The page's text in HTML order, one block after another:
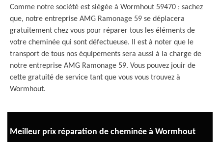
Comme notre société est siégée à Wormhout 59470 ; sachez
que, notre entreprise AMG Ramonage 59 se déplacera
gratuitement chez vous pour réparer tous les éléments de
votre cheminée qui sont défectueuse. Il est à noter que le
transport de tous nos équipements sera aussi à la charge de
notre entreprise AMG Ramonage 59. Vous pouvez jouir de
cette gratuité de service tant que vous vous trouvez à
Wormhout.
Meilleur prix réparation de cheminée à Wormhout